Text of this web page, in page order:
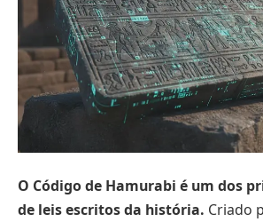
O Código de Hamurabi é um dos
de leis escritos da história. Criado